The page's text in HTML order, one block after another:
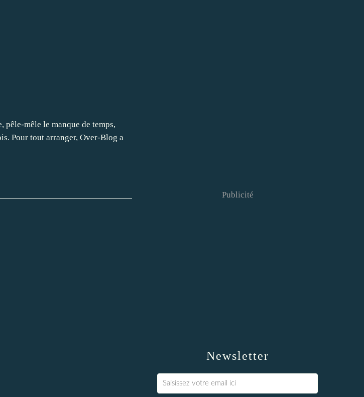
pêle-mêle le manque de temps,
Pour tout arranger, Over-Blog a
Newsletter
Publicité